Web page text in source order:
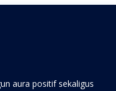
aura positif sekaligus